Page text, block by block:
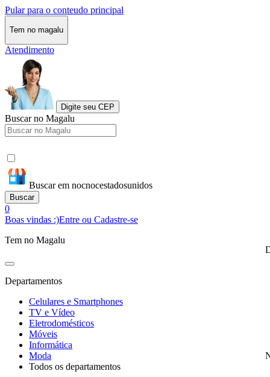
Pular para o conteudo principal
Tem no magalu
Atendimento
Digite seu CEP
Buscar no Magalu
Buscar em nocnocestadosunidos
Buscar
0
Boas vindas :)Entre ou Cadastre-se
Tem no Magalu
Departamentos
Celulares e Smartphones
TV e Vídeo
Eletrodomésticos
Móveis
Informática
Moda
Todos os departamentos